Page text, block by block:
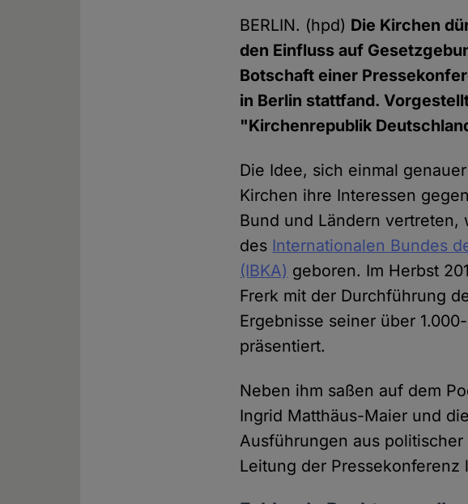
BERLIN. (hpd) Die Kirchen
den Einfluss auf
Botschaft einer
in Berlin stattfand.
"Kirchenrepublik
Die Idee, sich einmal
Kirchen ihre Interessen
Bund und Ländern vertreten,
des Internationalen Bundes
(IBKA) geboren. Im Herbst
Frerk mit der Durchführung
Ergebnisse seiner über
präsentiert.
Neben ihm saßen auf dem
Ingrid Matthäus-Maier und
Ausführungen aus
Leitung der Pressekonferenz